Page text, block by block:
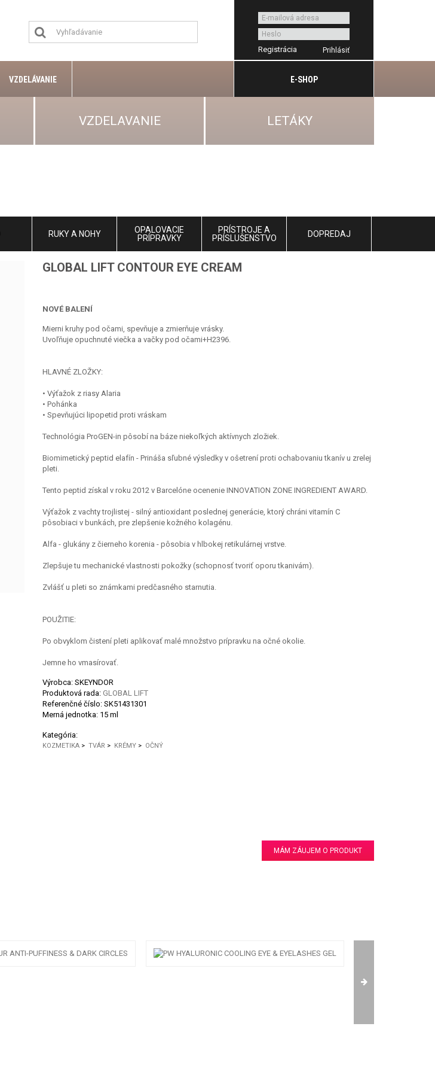
Registrácia
VZDELÁVANIE E-SHOP
VZDELAVANIE LETÁKY
RUKY A NOHY
OPALOVACIE
PRÍPRAVKY
PRÍSTROJE A
PRÍSLUŠENSTVO
DOPREDAJ
GLOBAL LIFT CONTOUR EYE CREAM
NOVÉ BALENÍ
Mierni kruhy pod očami, spevňuje a zmierňuje vrásky.
Uvoľňuje opuchnuté viečka a vačky pod očami+H2396.
HLAVNÉ ZLOŽKY:
• Výťažok z riasy Alaria
• Pohánka
• Spevňujúci lipopetid proti vráskam
Technológia ProGEN-in pôsobí na báze niekoľkých aktívnych zložiek.
Biomimetický peptid elafín - Prináša sľubné výsledky v ošetrení proti ochabovaniu tkanív u zrelej
pleti.
Tento peptid získal v roku 2012 v Barcelóne ocenenie INNOVATION ZONE INGREDIENT AWARD.
Výťažok z vachty trojlistej - silný antioxidant poslednej generácie, ktorý chráni vitamín C
pôsobiaci v bunkách, pre zlepšenie kožného kolagénu.
Alfa - glukány z čierneho korenia - pôsobia v hlbokej retikulárnej vrstve.
Zlepšuje tu mechanické vlastnosti pokožky (schopnosť tvoriť oporu tkanivám).
Zvlášť u pleti so známkami predčasného starnutia.
POUŽITIE:
Po obvyklom čistení pleti aplikovať malé množstvo prípravku na očné okolie.
Jemne ho vmasírovať.
Výrobca: SKEYNDOR
Produktová rada: GLOBAL LIFT
Referenčné číslo: SK51431301
Merná jednotka: 15 ml
Kategória:
KOZMETIKA > TVÁR > KRÉMY > OČNÝ
MÁM ZÁUJEM O PRODUKT